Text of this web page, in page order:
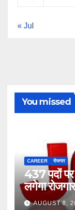
« Jul
You missed
CAREER रोजगार
437 पदों
लगेगा
AUGUST 8,